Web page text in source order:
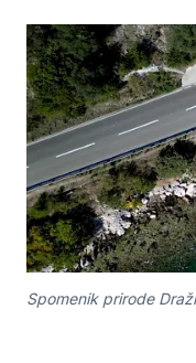
Spomenik prirode